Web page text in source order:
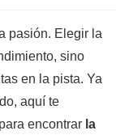
pasión. Elegir la
sino
en la pista. Ya
aquí te
encontrar la